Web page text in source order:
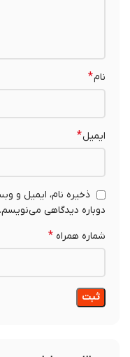
ایمیل*
ذخیره نام، ایمیل و
دوباره دیدگاهی می‌نویسم.
شماره همراه*